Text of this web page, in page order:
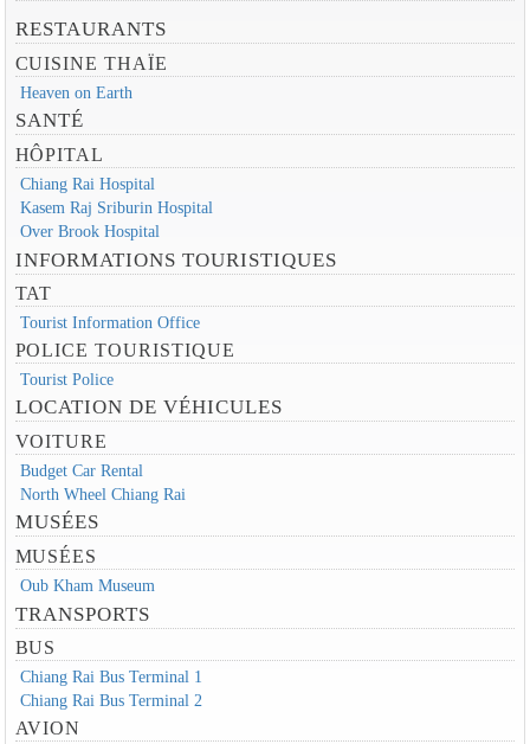
RESTAURANTS
CUISINE THAÏE
Heaven on Earth
SANTÉ
HÔPITAL
Chiang Rai Hospital
Kasem Raj Sriburin Hospital
Over Brook Hospital
INFORMATIONS TOURISTIQUES
TAT
Tourist Information Office
POLICE TOURISTIQUE
Tourist Police
LOCATION DE VÉHICULES
VOITURE
Budget Car Rental
North Wheel Chiang Rai
MUSÉES
MUSÉES
Oub Kham Museum
TRANSPORTS
BUS
Chiang Rai Bus Terminal 1
Chiang Rai Bus Terminal 2
AVION